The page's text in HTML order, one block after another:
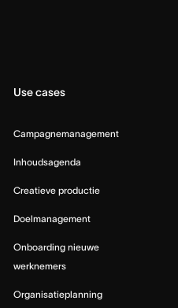
Use cases
Campagnemanagement
Inhoudsagenda
Creatieve productie
Doelmanagement
Onboarding nieuwe
werknemers
Organisatieplanning